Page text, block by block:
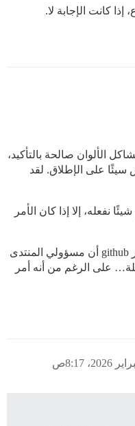
كانت الإجابة لا.
الألوان صالحة بالتأكيد،
سيئًا على الإطلاق. لقد
نفعله، إلا إذا كان الأمر
يمكنني أن أرى من التعليقات في تقرير github أن مسؤولي المنتدى
على الرغم من أنه أمر